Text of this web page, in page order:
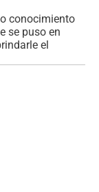
conocimiento
se puso en
el